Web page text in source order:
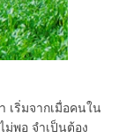
ริ่มจากเมื่อคนใน
พอ จำเป็นต้อง